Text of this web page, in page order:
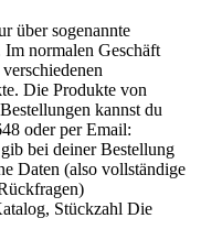
über sogenannte
normalen Geschäft
Die Produkte von
kannst du
oder per Email:
bei deiner Bestellung
Daten (also vollständige
Stückzahl Die